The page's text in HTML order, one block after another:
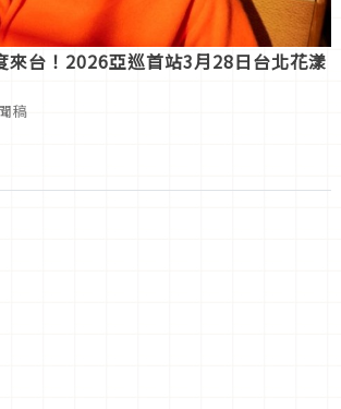
來台！2026亞巡首站3月28日台北花漾
稿